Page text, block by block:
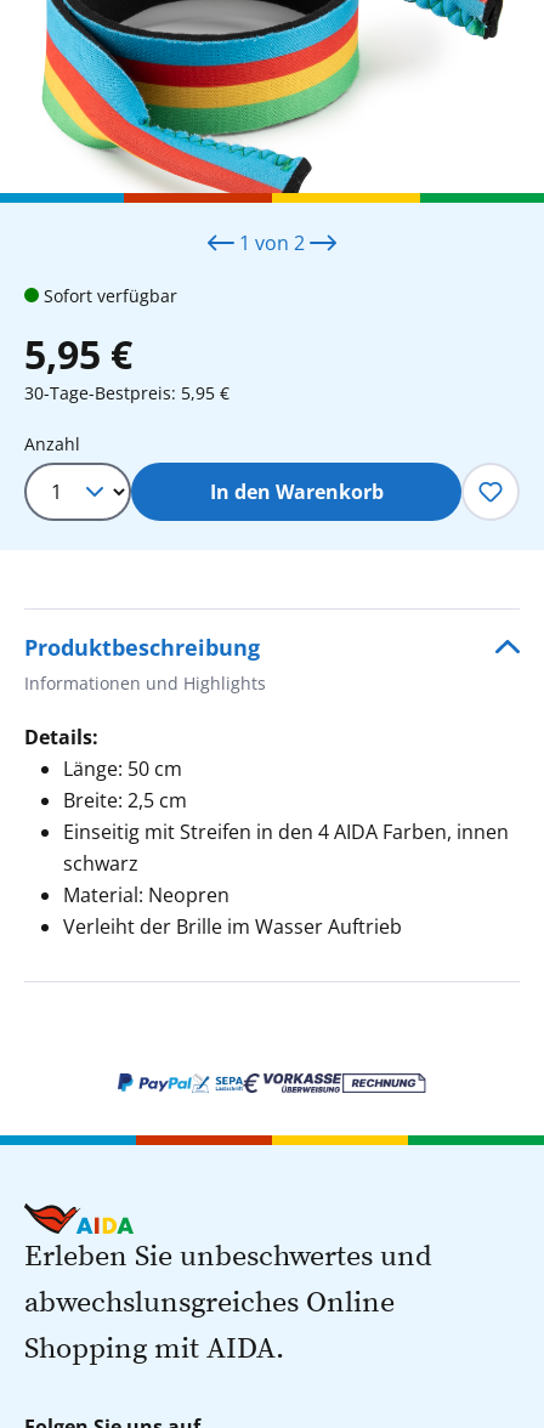
1 von 2
Sofort verfügbar
5,95 €
30-Tage-Bestpreis: 5,95 €
Produkt Anzahl: Gib den
Anzahl
In den Warenkorb
Produktbeschreibung
Informationen und Highlights
Details:
Länge: 50 cm
Breite: 2,5 cm
Einseitig mit Streifen in den 4 AIDA Farben, innen
schwarz
Material: Neopren
Verleiht der Brille im Wasser Auftrieb
Erleben Sie unbeschwertes und
abwechslunsgreiches Online
Shopping mit AIDA.